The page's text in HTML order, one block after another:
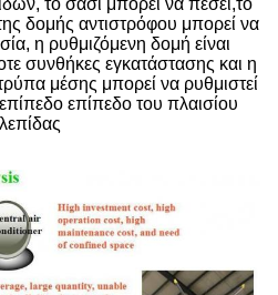
το σασί μπορεί να πέσει,το
δομής αντιστρόφου μπορεί να
η ρυθμιζόμενη δομή είναι
συνθήκες εγκατάστασης και η
μέσης μπορεί να ρυθμιστεί
επίπεδο του πλαισίου
λεπίδας